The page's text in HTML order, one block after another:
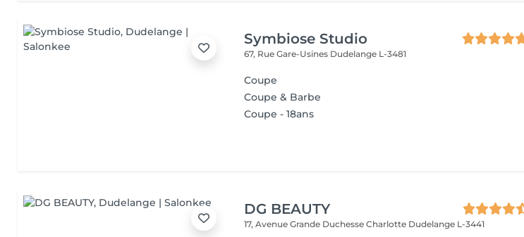
Symbiose Studio
67, Rue Gare-Usines Dudelange L-3481
Coupe
Coupe & Barbe
Coupe - 18ans
DG BEAUTY
17, Avenue Grande Duchesse Charlotte Dudelange L-3441